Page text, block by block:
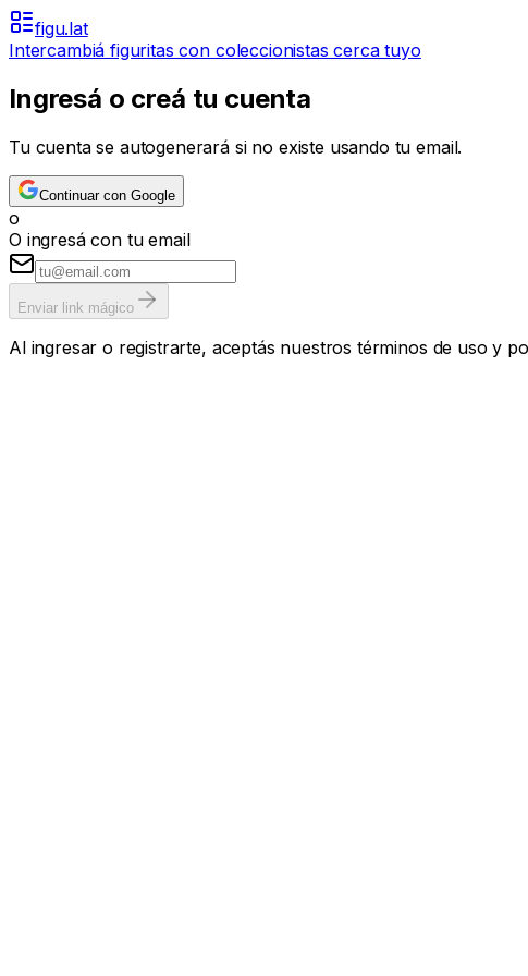
figu.lat
Intercambiá figuritas con coleccionistas cerca tuyo
Ingresá o creá tu cuenta
Tu cuenta se autogenerará si no existe usando tu email.
Continuar con Google
o
O ingresá con tu email
Enviar link mágico
Al ingresar o registrarte, aceptás nuestros términos de uso y